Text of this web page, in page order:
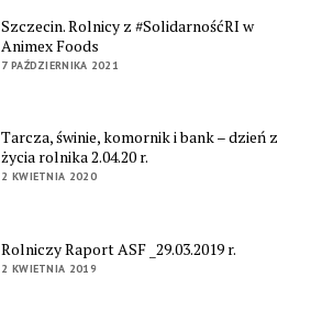
Szczecin. Rolnicy z #SolidarnośćRI w
Animex Foods
7 PAŹDZIERNIKA 2021
Tarcza, świnie, komornik i bank – dzień z
życia rolnika 2.04.20 r.
2 KWIETNIA 2020
Rolniczy Raport ASF _29.03.2019 r.
2 KWIETNIA 2019